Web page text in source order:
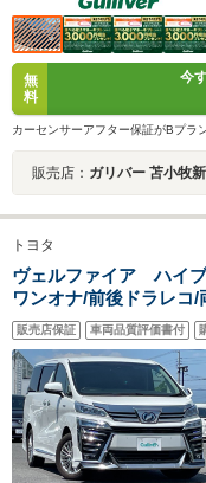
無
料
今
カーセンサーアフター保証がBプラ
販売店： ガリバー 苫小牧
トヨタ
ヴェルファイア ハイ
ワンオナ/前後ドラレコ/
販売店保証 車両品質評価書付